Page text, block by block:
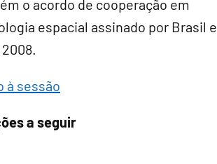
o acordo de cooperação em
espacial assinado por Brasil e
à sessão
a seguir